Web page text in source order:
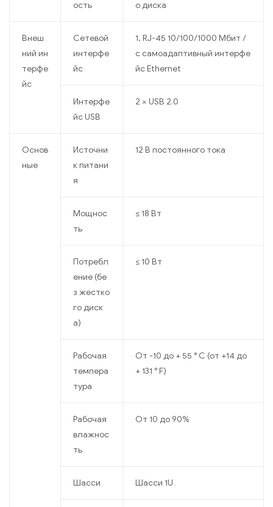
ость о диска
Внеш
ний ин
терфе
йс
Сетевой
интерфе
йс
1, RJ-45 10/100/1000 Мбит /
с самоадаптивный интерфе
йс Ethernet
Интерфе
йс USB
2 × USB 2.0
Основ
ные
Источни
к питани
я
12 В постоянного тока
Мощнос
ть
≤ 18 Вт
Потребл
ение (бе
з жестко
го диск
а)
≤ 10 Вт
Рабочая
темпера
тура
От -10 до + 55 ° C (от +14 до
+ 131 ° F)
Рабочая
влажнос
ть
От 10 до 90%
Шасси Шасси 1U